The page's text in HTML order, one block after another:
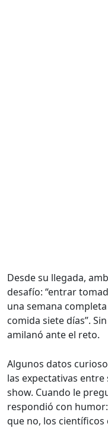
Desde su llegada,
desafío: “entrar
una semana
comida siete días”.
amilanó ante el reto.
Algunos datos
las expectativas
show. Cuando le
respondió con
que no, los científicos